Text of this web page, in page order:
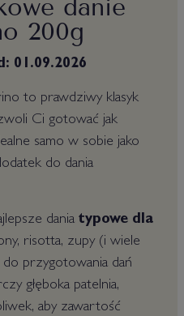
danie
200g
01.09.2026
to prawdziwy klasyk
Ci gotować jak
samo w sobie jako
do dania
dania typowe dla
risotta, zupy (i wiele
przygotowania dań
głęboka patelnia,
aby zawartość